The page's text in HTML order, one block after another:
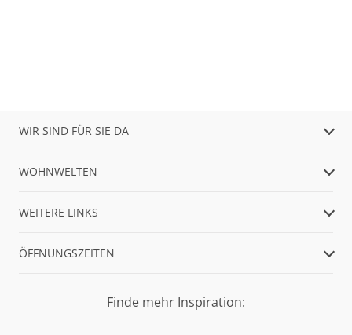
WIR SIND FÜR SIE DA
WOHNWELTEN
WEITERE LINKS
ÖFFNUNGSZEITEN
Finde mehr Inspiration: